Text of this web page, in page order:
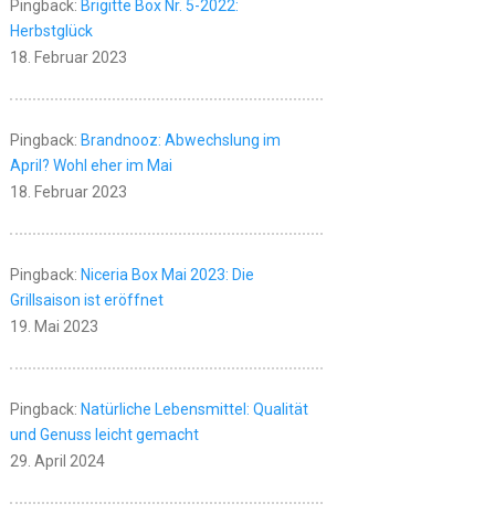
Pingback: Brigitte Box Nr. 5-2022:
Herbstglück
18. Februar 2023
Pingback: Brandnooz: Abwechslung im
April? Wohl eher im Mai
18. Februar 2023
Pingback: Niceria Box Mai 2023: Die
Grillsaison ist eröffnet
19. Mai 2023
Pingback: Natürliche Lebensmittel: Qualität
und Genuss leicht gemacht
29. April 2024